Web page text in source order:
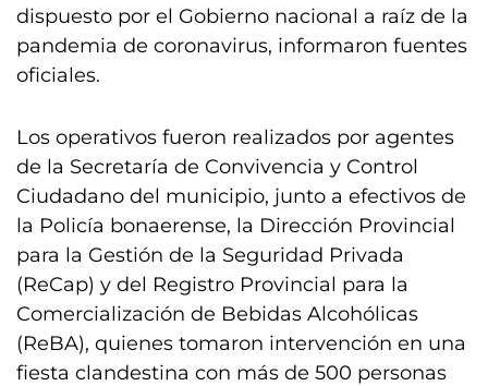
dispuesto por el Gobierno nacional a raíz de la
pandemia de coronavirus, informaron fuentes
oficiales.
Los operativos fueron realizados por agentes
de la Secretaría de Convivencia y Control
Ciudadano del municipio, junto a efectivos de
la Policía bonaerense, la Dirección Provincial
para la Gestión de la Seguridad Privada
(ReCap) y del Registro Provincial para la
Comercialización de Bebidas Alcohólicas
(ReBA), quienes tomaron intervención en una
fiesta clandestina con más de 500 personas